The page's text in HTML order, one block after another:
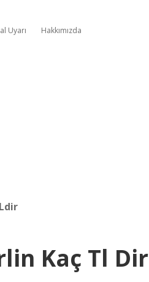
Uyarı Hakkımızda
Kaç Tl Dir